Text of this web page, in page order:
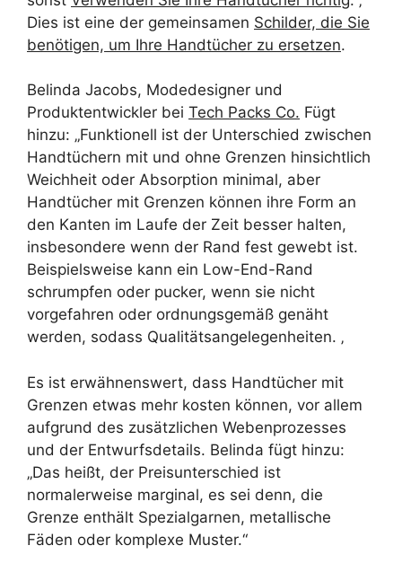
Dies ist eine der gemeinsamen Schilder, die Sie
benötigen, um Ihre Handtücher zu ersetzen.
Belinda Jacobs, Modedesigner und
Produktentwickler bei Tech Packs Co. Fügt
hinzu: „Funktionell ist der Unterschied zwischen
Handtüchern mit und ohne Grenzen hinsichtlich
Weichheit oder Absorption minimal, aber
Handtücher mit Grenzen können ihre Form an
den Kanten im Laufe der Zeit besser halten,
insbesondere wenn der Rand fest gewebt ist.
Beispielsweise kann ein Low-End-Rand
schrumpfen oder pucker, wenn sie nicht
vorgefahren oder ordnungsgemäß genäht
werden, sodass Qualitätsangelegenheiten. ‚
Es ist erwähnenswert, dass Handtücher mit
Grenzen etwas mehr kosten können, vor allem
aufgrund des zusätzlichen Webenprozesses
und der Entwurfsdetails. Belinda fügt hinzu:
„Das heißt, der Preisunterschied ist
normalerweise marginal, es sei denn, die
Grenze enthält Spezialgarnen, metallische
Fäden oder komplexe Muster.“